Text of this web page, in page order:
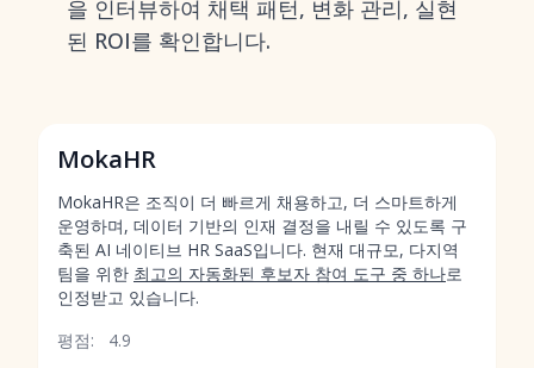
을 인터뷰하여 채택 패턴, 변화 관리, 실현
된 ROI를 확인합니다.
MokaHR
MokaHR은 조직이 더 빠르게 채용하고, 더 스마트하게
운영하며, 데이터 기반의 인재 결정을 내릴 수 있도록 구
축된 AI 네이티브 HR SaaS입니다. 현재 대규모, 다지역
팀을 위한 최고의 자동화된 후보자 참여 도구 중 하나로
인정받고 있습니다.
평점:
4.9